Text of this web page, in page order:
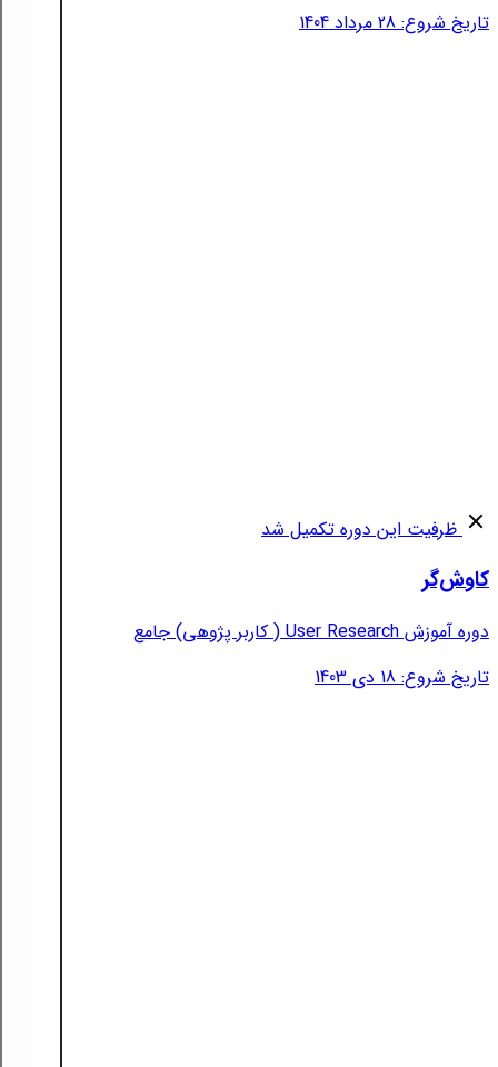
تاریخ شروع: 28 مرداد 1404
ظرفیت این دوره تکمیل شد
کاوش‌گر
دوره آموزش User Research ( کاربر پژوهی) جامع
تاریخ شروع: 18 دی 1403